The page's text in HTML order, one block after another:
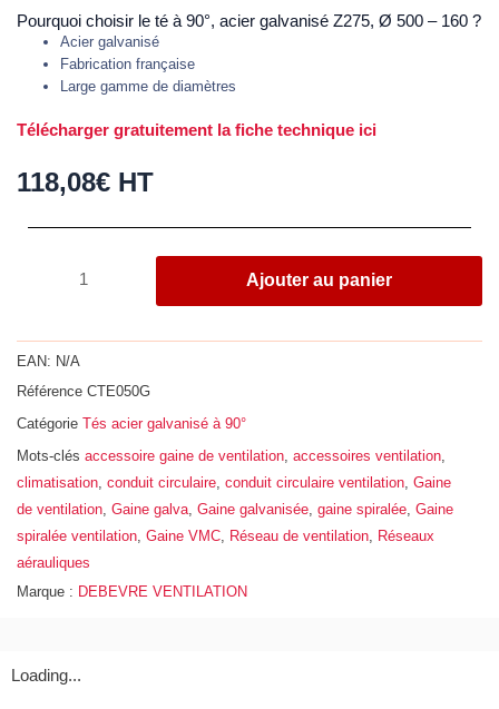
Pourquoi choisir le té à 90°, acier galvanisé Z275, Ø 500 – 160 ?
Acier galvanisé
Fabrication française
Large gamme de diamètres
Télécharger gratuitement la fiche technique ici
118,08€ HT
à
acier
galvanisé
Z275,
Ø
500
-
160
Ajouter au panier
EAN: N/A
Référence CTE050G
Catégorie Tés acier galvanisé à 90°
Mots-clés accessoire gaine de ventilation accessoires ventilation
climatisation conduit circulaire conduit circulaire ventilation Gaine
de ventilation Gaine galva Gaine galvanisée gaine spiralée Gaine
spiralée ventilation Gaine VMC Réseau de ventilation Réseaux
aérauliques
Marque : DEBEVRE VENTILATION
Loading...